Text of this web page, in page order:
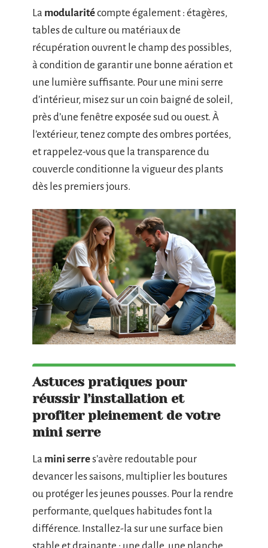
La modularitécompte également : étagères,
tables de culture ou matériaux de
récupération ouvrent le champ des possibles,
à condition de garantir une bonne aération et
une lumière suffisante. Pour une mini serre
d’intérieur, misez sur un coin baigné de soleil,
près d’une fenêtre exposée sud ou ouest. À
l’extérieur, tenez compte des ombres portées,
et rappelez-vous que la transparence du
couvercle conditionne la vigueur des plants
dès les premiers jours.
Astuces pratiques pour
réussir l’installation et
profiter pleinement de votre
mini serre
La mini serres’avère redoutable pour
devancer les saisons, multiplier les boutures
ou protéger les jeunes pousses. Pour la rendre
performante, quelques habitudes font la
différence. Installez-la sur une surface bien